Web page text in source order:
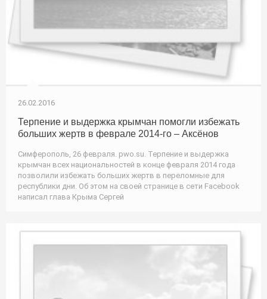
26.02.2016
Терпение и выдержка крымчан помогли избежать
больших жертв в феврале 2014-го – Аксёнов
Симферополь, 26 февраля. pwo.su. Терпение и выдержка
крымчан всех национальностей в конце февраля 2014 года
позволили избежать больших жертв в переломные для
республики дни. Об этом на своей странице в сети Facebook
написал глава Крыма Сергей